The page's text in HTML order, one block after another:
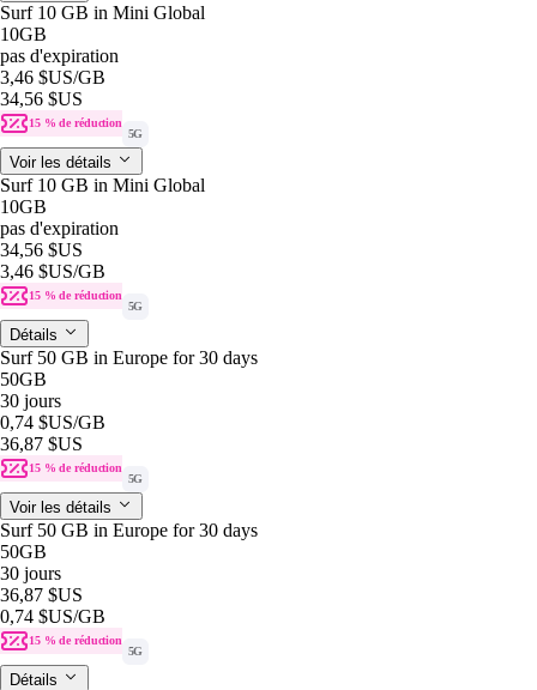
Surf 10 GB in Mini Global
10GB
pas d'expiration
3,46 $US/GB
34,56 $US
15 % de réduction
5G
Voir les détails
Surf 10 GB in Mini Global
10GB
pas d'expiration
34,56 $US
3,46 $US/GB
15 % de réduction
5G
Détails
Surf 50 GB in Europe for 30 days
50GB
30 jours
0,74 $US/GB
36,87 $US
15 % de réduction
5G
Voir les détails
Surf 50 GB in Europe for 30 days
50GB
30 jours
36,87 $US
0,74 $US/GB
15 % de réduction
5G
Détails